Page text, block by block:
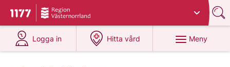
Till startsidan för 1177
Du har valt region
Logga in
på 1177.se
Hitta vård
på 1177.se
Meny